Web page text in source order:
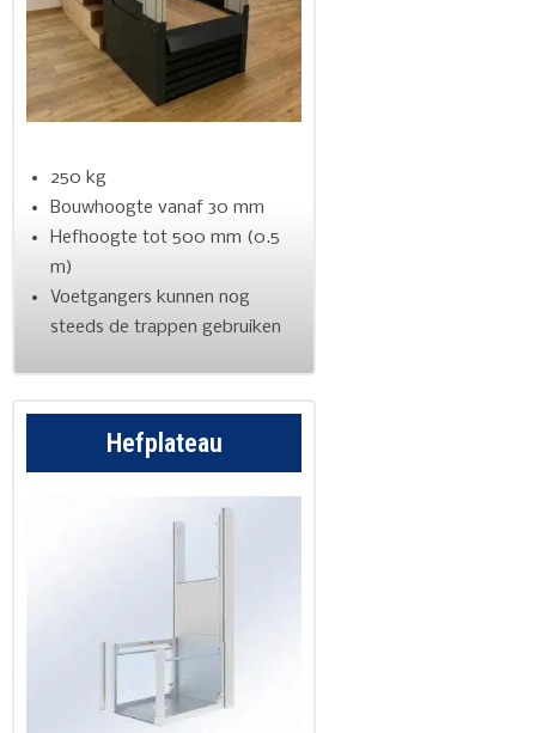
250 kg
Bouwhoogte vanaf 30 mm
Hefhoogte tot 500 mm (0.5
m)
Voetgangers kunnen nog
steeds de trappen gebruiken
Hefplateau